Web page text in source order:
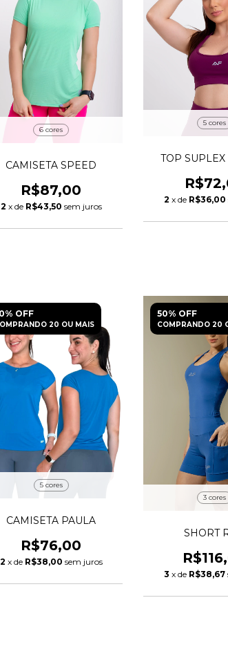
6 cores
CAMISETA SPEED
R$87,00
2 x de R$43,50 sem juros
5 cores
TOP SUPLEX
2 x de R$36,00
OFF
20 OU MAIS
5 cores
CAMISETA PAULA
R$76,00
2 x de R$38,00 sem juros
50% OFF
COMPRANDO 20
3 cores
SHORT
3 x de R$38,67